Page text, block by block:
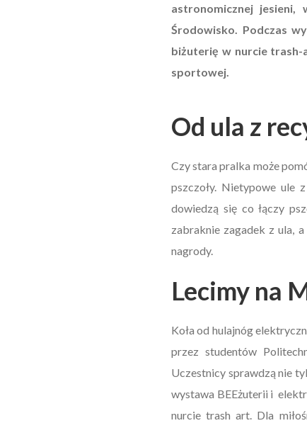
astronomicznej
Środowisko. Podczas
biżuterię w nurcie
sportowej.
Od ula z
Czy stara pralka może
pszczoły. Nietypowe ule
dowiedzą się co łączy
zabraknie zagadek z ula,
nagrody.
Lecimy na
Koła od hulajnóg
przez studentów
Uczestnicy sprawdzą nie
wystawa BEEżuterii i
nurcie trash art. Dla